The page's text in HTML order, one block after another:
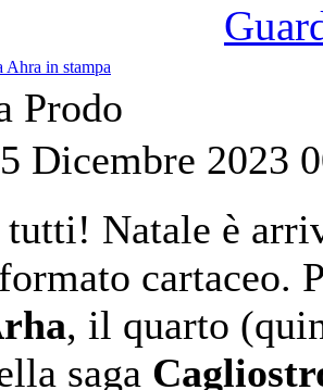
Ahra in stampa
Prodo
Dicembre 2023
Natale è
cartaceo.
, il quarto
saga